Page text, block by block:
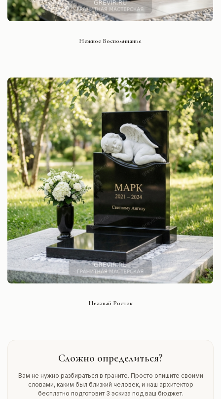
Нежное Воспоминание
Нежный Росток
Сложно определиться?
Вам не нужно разбираться в граните. Просто опишите своими
словами, каким был близкий человек, и наш архитектор
бесплатно подготовит 3 эскиза под ваш бюджет.